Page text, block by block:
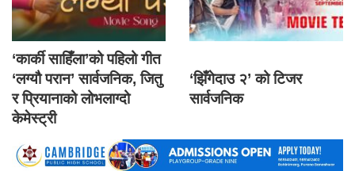
‘कार्की साहिँला’को पहिलो गीत
‘लग्यौ परान’ सार्वजनिक, जितु
र प्रियानाको लोभलाग्दो
केमेस्ट्री
‘झिँगेदाउ २’ को टिजर
सार्वजनिक